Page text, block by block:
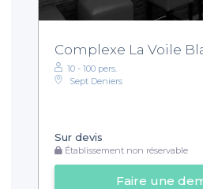
Complexe La Voile
10 - 100 pers.
Sept Deniers
Sur devis
Établissement non réservable
Faire une